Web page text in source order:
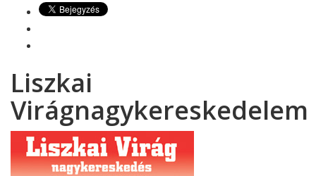
Liszkai
Virágnagykereskedelem